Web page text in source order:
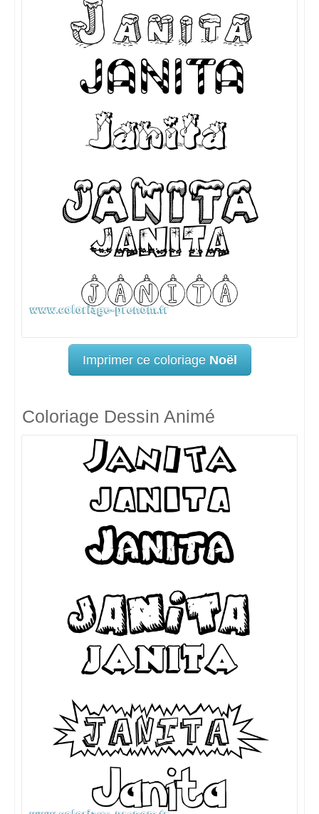
Imprimer ce coloriage Noël
Coloriage Dessin Animé